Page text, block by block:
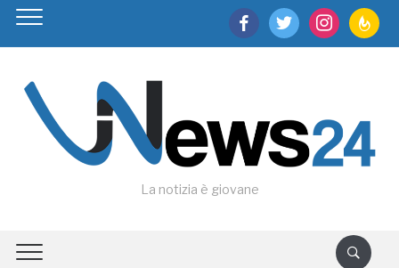
facebooktwitter instagram
La notizia è giovane